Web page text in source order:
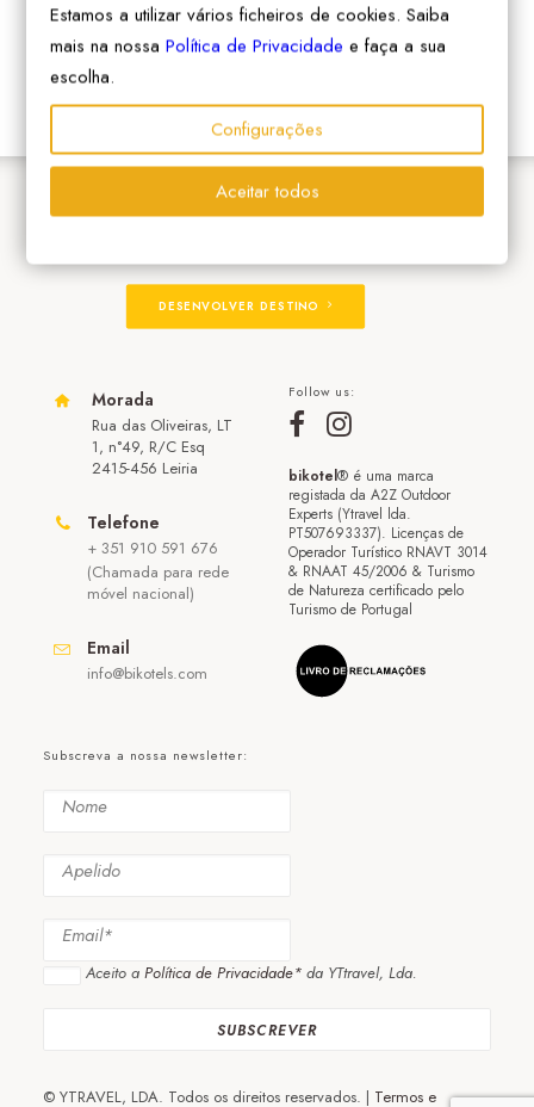
DESENVOLVER DESTINO
Morada
Rua das Oliveiras, LT
1, n°49, R/C Esq
2415-456 Leiria
Telefone
+ 351 910 591 676
(Chamada para rede
móvel nacional)
Email
info@bikotels.com
Follow us:
bikotel® é uma marca
registada da A2Z Outdoor
Experts (Ytravel lda.
PT507693337). Licenças de
Operador Turístico RNAVT 3014
& RNAAT 45/2006 & Turismo
de Natureza certificado pelo
Turismo de Portugal
Subscreva a nossa newsletter:
Aceito a Política de Privacidade* da YTtravel, Lda.
© YTRAVEL, LDA. Todos os direitos reservados. | Termos e
Estamos a utilizar vários ficheiros de cookies. Saiba
mais na nossaPolítica de Privacidade e faça a sua
escolha.
Configurações
Aceitar todos